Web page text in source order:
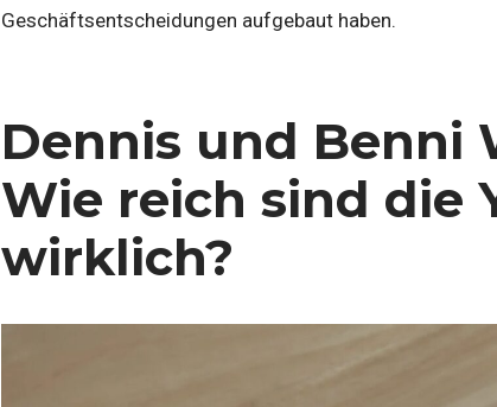
Geschäftsentscheidungen aufgebaut haben.
Dennis und Benni
Wie reich sind die
wirklich?